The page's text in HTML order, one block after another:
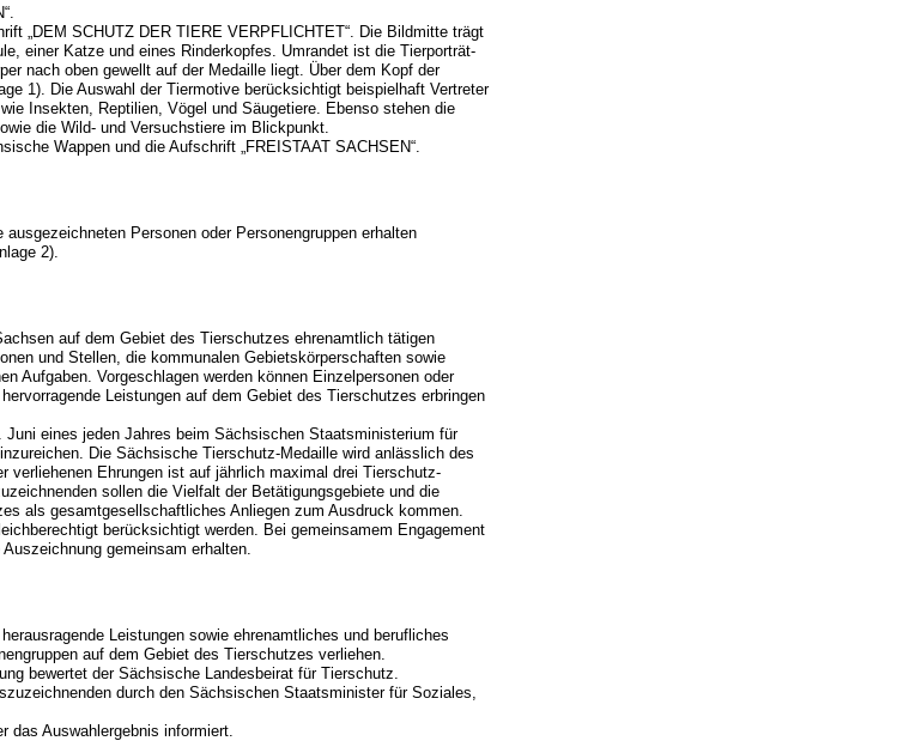
„DEM SCHUTZ DER TIERE VERPFLICHTET“. Die Bildmitte trägt
einer Katze und eines Rinderkopfes. Umrandet ist die Tierporträt-
nach oben gewellt auf der Medaille liegt. Über dem Kopf der
1). Die Auswahl der Tiermotive berücksichtigt beispielhaft Vertreter
Insekten, Reptilien, Vögel und Säugetiere. Ebenso stehen die
die Wild- und Versuchstiere im Blickpunkt.
Wappen und die Aufschrift „FREISTAAT SACHSEN“.
Personen oder Personengruppen erhalten
2).
auf dem Gebiet des Tierschutzes ehrenamtlich tätigen
und Stellen, die kommunalen Gebietskörperschaften sowie
Aufgaben. Vorgeschlagen werden können Einzelpersonen oder
Leistungen auf dem Gebiet des Tierschutzes erbringen
Juni eines jeden Jahres beim Sächsischen Staatsministerium für
Die Sächsische Tierschutz-Medaille wird anlässlich des
verliehenen Ehrungen ist auf jährlich maximal drei Tierschutz-
sollen die Vielfalt der Betätigungsgebiete und die
als gesamtgesellschaftliches Anliegen zum Ausdruck kommen.
berücksichtigt werden. Bei gemeinsamem Engagement
gemeinsam erhalten.
Leistungen sowie ehrenamtliches und berufliches
auf dem Gebiet des Tierschutzes verliehen.
bewertet der Sächsische Landesbeirat für Tierschutz.
durch den Sächsischen Staatsminister für Soziales,
das Auswahlergebnis informiert.